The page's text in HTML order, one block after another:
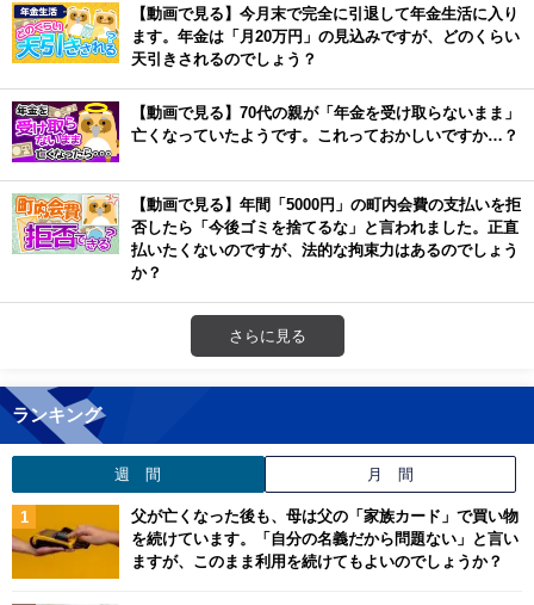
【動画で見る】今月末で完全に引退して年金生活に入り
ます。年金は「月20万円」の見込みですが、どのくらい
天引きされるのでしょう？
【動画で見る】70代の親が「年金を受け取らないまま」
亡くなっていたようです。これっておかしいですか…？
【動画で見る】年間「5000円」の町内会費の支払いを拒
否したら「今後ゴミを捨てるな」と言われました。正直
払いたくないのですが、法的な拘束力はあるのでしょう
か？
さらに見る
ランキング
週 間 月 間
父が亡くなった後も、母は父の「家族カード」で買い物
を続けています。「自分の名義だから問題ない」と言い
ますが、このまま利用を続けてもよいのでしょうか？